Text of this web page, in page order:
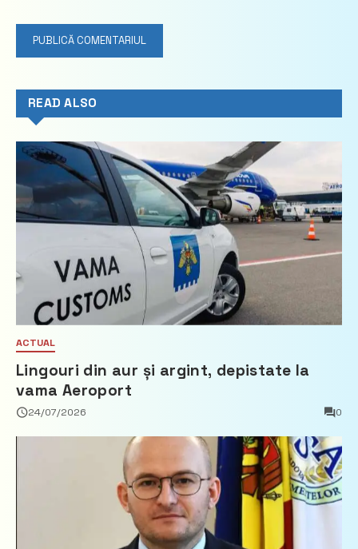
READ ALSO
ACTUAL
Lingouri din aur și argint, depistate la
vama Aeroport
24/07/2026 0